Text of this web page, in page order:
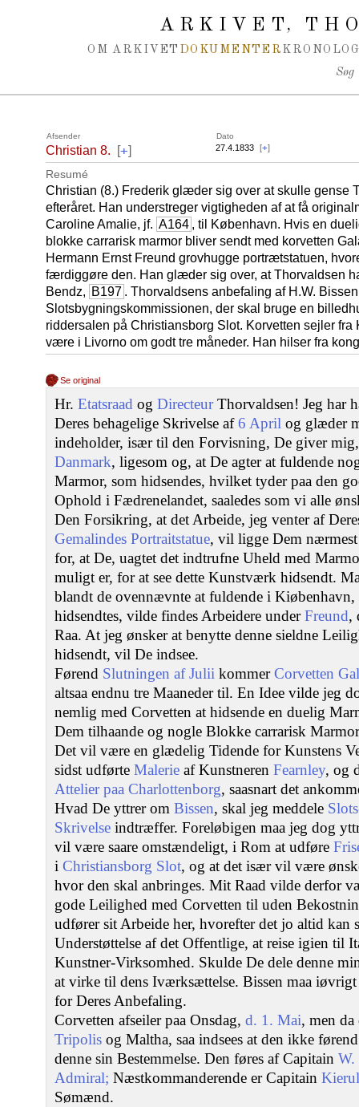
ARKIVET,
OM ARKIVET DOKUMENTER
Søg
Afsender Dato
Christian 8. [+] 27.4.1833 [+]
Resumé
Christian (8.) Frederik glæder sig over at skulle gense
efteråret. Han understreger vigtigheden af at få
Caroline Amalie, jf. A164 , til København. Hvis en
blokke carrarisk marmor bliver sendt med korvetten
Hermann Ernst Freund grovhugge portrætstatuen,
færdiggøre den. Han glæder sig over, at Thorvaldsen
Bendz, B197 . Thorvaldsens anbefaling af H.W.
Slotsbygningskommissionen, der skal bruge en
riddersalen på Christiansborg Slot. Korvetten sejler
være i Livorno om godt tre måneder. Han hilser fra
Se original
Hr. Etatsraad og DirecteurThorvaldsen! Jeg har
Deres behagelige Skrivelse af6 April og glæder
indeholder, især til den Forvisning, De giver
Danmark, ligesom og, at De agter at fuldende
Marmor, som hidsendes, hvilket tyder paa den
Ophold i Fædrenelandet, saaledes som vi alle
Den Forsikring, at det Arbeide, jeg venter af
Gemalindes Portraitstatue, vil ligge Dem
for, at De, uagtet det indtrufne Uheld med
muligt er, for at see dette Kunstværk hidsendt.
blandt de ovennævnte at fuldende i
hidsendtes, vilde findes Arbeidere underFreund,
Raa. At jeg ønsker at benytte denne sieldne
hidsendt, vil De indsee.
Førend Slutningen af Julii kommerCorvetten
altsaa endnu tre Maaneder til. En Idee vilde jeg
nemlig med Corvetten at hidsende en duelig
Dem tilhaande og nogle Blokke carrarisk
Det vil være en glædelig Tidende for Kunstens
sidst udførte Malerie af Kunstneren Fearnley, og
Attelier paa Charlottenborg, saasnart det
Hvad De yttrer om Bissen, skal jeg meddele
Skrivelse indtræffer. Foreløbigen maa jeg dog
vil være saare omstændeligt, i Rom at udføre
i Christiansborg Slot, og at det især vil være
hvor den skal anbringes. Mit Raad vilde derfor
gode Leilighed med Corvetten til uden
udfører sit Arbeide her, hvorefter det jo altid kan
Understøttelse af det Offentlige, at reise igien til
Kunstner-Virksomhed. Skulde De dele denne
at virke til dens Iværksættelse. Bissen maa
for Deres Anbefaling.
Corvetten afseiler paa Onsdag, d. 1. Mai, men
Tripolis og Maltha, saa indsees at den ikke
denne sin Bestemmelse. Den føres af Capitain W.
Admiral; Næstkommanderende er Capitain
Sømænd.